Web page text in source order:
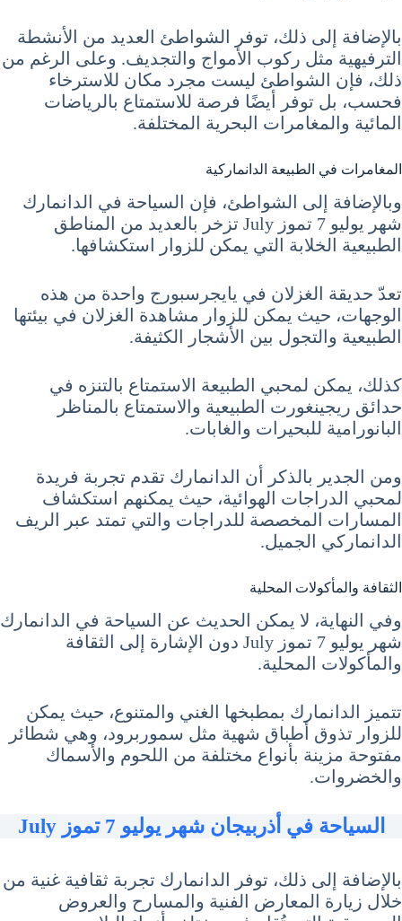
بالإضافة إلى ذلك، توفر الشواطئ العديد من الأنشطة
الترفيهية مثل ركوب الأمواج والتجديف. وعلى الرغم من
ذلك، فإن الشواطئ ليست مجرد مكان للاسترخاء
فحسب، بل توفر أيضًا فرصة للاستمتاع بالرياضات
المائية والمغامرات البحرية المختلفة.
المغامرات في الطبيعة الدانماركية
وبالإضافة إلى الشواطئ، فإن السياحة في الدانمارك
شهر يوليو 7 تموز July تزخر بالعديد من المناطق
الطبيعية الخلابة التي يمكن للزوار استكشافها.
تعدّ حديقة الغزلان في يايجرسبورج واحدة من هذه
الوجهات، حيث يمكن للزوار مشاهدة الغزلان في بيئتها
الطبيعية والتجول بين الأشجار الكثيفة.
كذلك، يمكن لمحبي الطبيعة الاستمتاع بالتنزه في
حدائق ريجينغورت الطبيعية والاستمتاع بالمناظر
البانورامية للبحيرات والغابات.
ومن الجدير بالذكر أن الدانمارك تقدم تجربة فريدة
لمحبي الدراجات الهوائية، حيث يمكنهم استكشاف
المسارات المخصصة للدراجات والتي تمتد عبر الريف
الدانماركي الجميل.
الثقافة والمأكولات المحلية
وفي النهاية، لا يمكن الحديث عن السياحة في الدانمارك
شهر يوليو 7 تموز July دون الإشارة إلى الثقافة
والمأكولات المحلية.
تتميز الدانمارك بمطبخها الغني والمتنوع، حيث يمكن
للزوار تذوق أطباق شهية مثل سموربرود، وهي شطائر
مفتوحة مزينة بأنواع مختلفة من اللحوم والأسماك
والخضروات.
السياحة في أذربيجان شهر يوليو 7 تموز July
بالإضافة إلى ذلك، توفر الدانمارك تجربة ثقافية غنية من
خلال زيارة المعارض الفنية والمسارح والعروض